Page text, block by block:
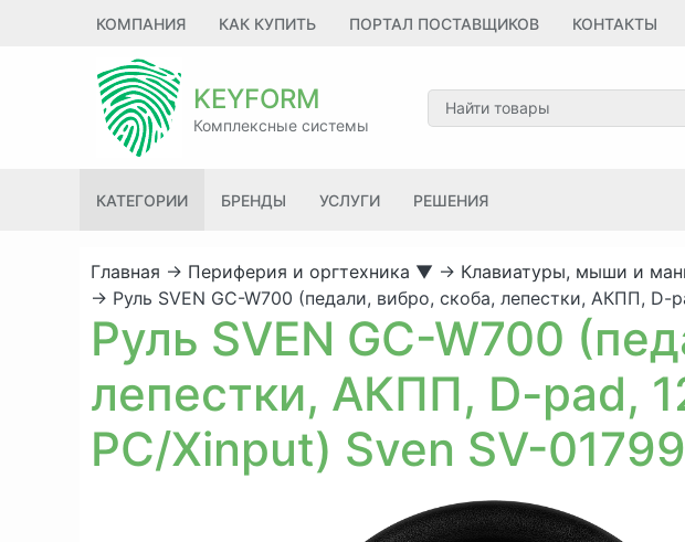
КОМПАНИЯ КАК КУПИТЬ ПОРТАЛ ПОСТАВЩИКОВ КОНТАКТЫ
KEYFORM
Комплексные системы
КАТЕГОРИИ БРЕНДЫ УСЛУГИ РЕШЕНИЯ
Главная → Периферия и оргтехника ▼ → Клавиатуры, мыши и
→ Руль SVEN GC-W700 (педали, вибро, скоба, лепестки, АКПП, D-
Руль SVEN GC-W700
лепестки, АКПП, D-pad,
PC/Xinput) Sven SV-